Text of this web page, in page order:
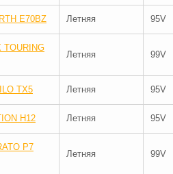
E70BZ Летняя 95V
TOURING
Летняя 99V
TX5 Летняя 95V
H12 Летняя 95V
P7
Летняя 99V